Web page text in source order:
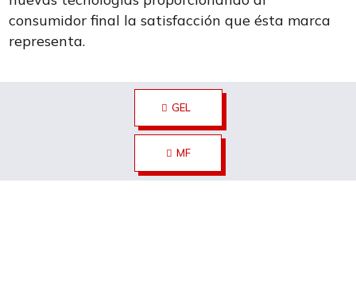
consumidor final la satisfacción que ésta marca
representa.
GEL
MF